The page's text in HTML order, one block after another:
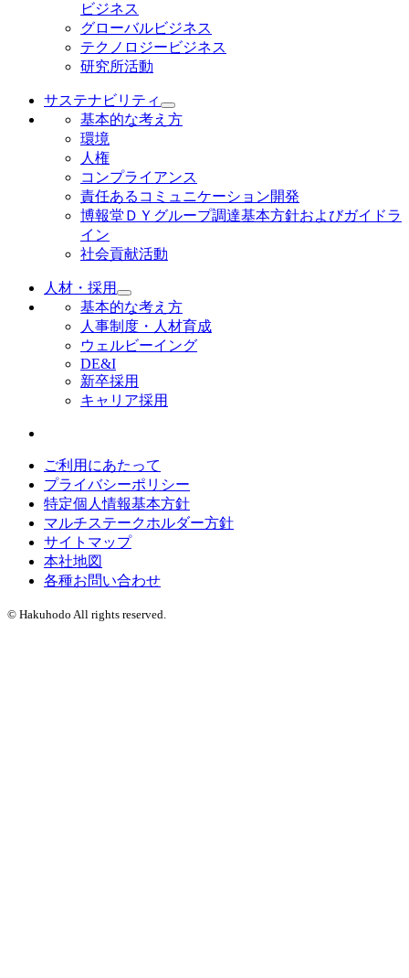
ビジネス
グローバルビジネス
テクノロジービジネス
研究所活動
サステナビリティ
基本的な考え方
環境
人権
コンプライアンス
責任あるコミュニケーション開発
博報堂ＤＹグループ調達基本方針およびガイドラ
イン
社会貢献活動
人材・採用
基本的な考え方
人事制度・人材育成
ウェルビーイング
DE&I
新卒採用
キャリア採用
ご利用にあたって
プライバシーポリシー
特定個人情報基本方針
マルチステークホルダー方針
サイトマップ
本社地図
各種お問い合わせ
© Hakuhodo All rights reserved.